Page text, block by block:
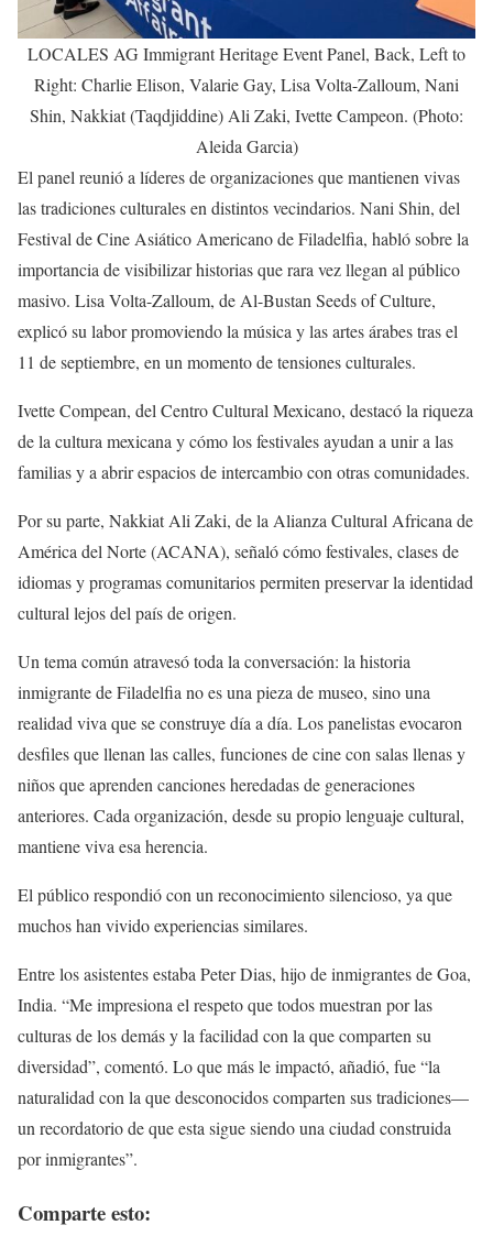
LOCALES AG Immigrant Heritage Event Panel, Back, Left to
Right: Charlie Elison, Valarie Gay, Lisa Volta-Zalloum, Nani
Shin, Nakkiat (Taqdjiddine) Ali Zaki, Ivette Campeon. (Photo:
Aleida Garcia)
El panel reunió a líderes de organizaciones que mantienen vivas
las tradiciones culturales en distintos vecindarios. Nani Shin, del
Festival de Cine Asiático Americano de Filadelfia, habló sobre la
importancia de visibilizar historias que rara vez llegan al público
masivo. Lisa Volta-Zalloum, de Al-Bustan Seeds of Culture,
explicó su labor promoviendo la música y las artes árabes tras el
11 de septiembre, en un momento de tensiones culturales.
Ivette Compean, del Centro Cultural Mexicano, destacó la riqueza
de la cultura mexicana y cómo los festivales ayudan a unir a las
familias y a abrir espacios de intercambio con otras comunidades.
Por su parte, Nakkiat Ali Zaki, de la Alianza Cultural Africana de
América del Norte (ACANA), señaló cómo festivales, clases de
idiomas y programas comunitarios permiten preservar la identidad
cultural lejos del país de origen.
Un tema común atravesó toda la conversación: la historia
inmigrante de Filadelfia no es una pieza de museo, sino una
realidad viva que se construye día a día. Los panelistas evocaron
desfiles que llenan las calles, funciones de cine con salas llenas y
niños que aprenden canciones heredadas de generaciones
anteriores. Cada organización, desde su propio lenguaje cultural,
mantiene viva esa herencia.
El público respondió con un reconocimiento silencioso, ya que
muchos han vivido experiencias similares.
Entre los asistentes estaba Peter Dias, hijo de inmigrantes de Goa,
India. “Me impresiona el respeto que todos muestran por las
culturas de los demás y la facilidad con la que comparten su
diversidad”, comentó. Lo que más le impactó, añadió, fue “la
naturalidad con la que desconocidos comparten sus tradiciones—
un recordatorio de que esta sigue siendo una ciudad construida
por inmigrantes”.
Comparte esto: